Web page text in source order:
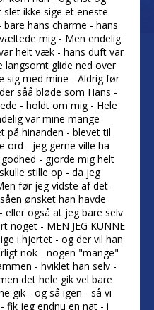
ikke sige et eneste
hans charme - hans
mig - Men endelig
helt væk - hans duft var
langsomt glide ned over
sig med mine - Aldrig før
såå bløde som Hans -
- holdt om mig - Hele
var mine mange
hinanden - blevet til
ord - jeg gerne ville ha
- gjorde mig helt
stille op - da jeg
før jeg vidste af det -
ønsket han havde
eller også at jeg bare selv
noget - MEN JEG KUNNE
i hjertet - og der vil han
nok - nogen "mange"
- hviklet han selv -
det hele gik vel bare
gik - og så igen - så vi
fik jeg endnu en nat - i